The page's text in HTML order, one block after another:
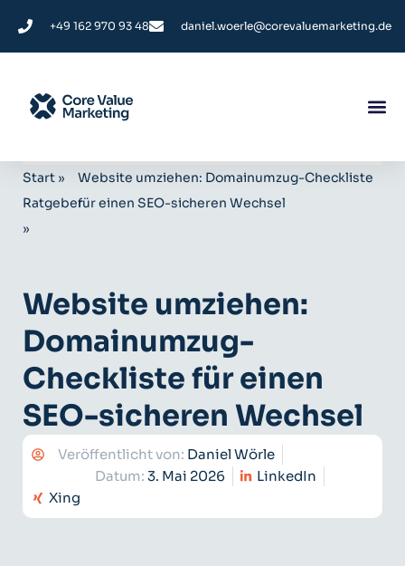
+49 162 970 93 48 daniel.woerle@corevaluemarketing.de
Start »
Ratgeber
»
Website umziehen: Domainumzug-Checkliste
für einen SEO-sicheren Wechsel
Website umziehen:
Domainumzug-
Checkliste für einen
SEO-sicheren Wechsel
Veröffentlicht von: Daniel Wörle
Datum: 3. Mai 2026
LinkedIn
Xing